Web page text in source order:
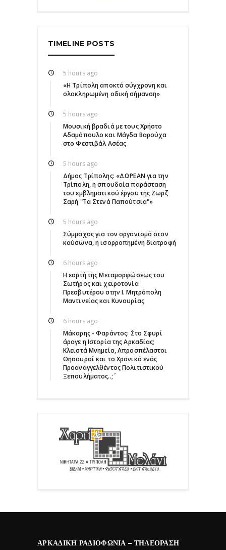
TIMELINE POSTS
5 hours ago
«Η Τρίπολη αποκτά σύγχρονη και
ολοκληρωμένη οδική σήμανση»
5 hours ago
Μουσική βραδιά με τους Χρήστο
Αδαμόπουλο και Μάγδα Βαρούχα
στο Φεστιβάλ Ασέας
5 hours ago
Δήμος Τρίπολης: «ΔΩΡΕΑΝ για την
Τρίπολη, η σπουδαία παράσταση
του εμβληματικού έργου της Ζωρζ
Σαρή "Τα Στενά Παπούτσια"»
5 hours ago
Σύμμαχος για τον οργανισμό στον
καύσωνα, η ισορροπημένη διατροφή
6 hours ago
Η εορτή της Μεταμορφώσεως του
Σωτήρος και χειροτονία
Πρεσβυτέρου στην Ι. Μητρόπολη
Μαντινείας και Κυνουρίας
6 hours ago
Μάκαρης - Φαράντος: ΄΄Στο Σφυρί
άραγε η Ιστορία της Αρκαδίας;
Κλειστά Μνημεία, Απροσπέλαστοι
Θησαυροί και το Χρονικό ενός
Προαναγγελθέντος Πολιτιστικού
Ξεπουλήματος..;΄΄
ΑΡΚΑΔΙΚΉ ΡΑΔΙΟΦΩΝΊΑ – ΤΗΛΕΌΡΑΣΗ